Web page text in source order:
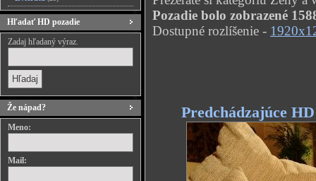
Hľadať HD pozadie
Zadaj hľadaný výraz.
Že nápad?
Meno:
Mail:
Pozadie bolo zobrazené
Dostupné rozlíšenie -
Predchádzajúce